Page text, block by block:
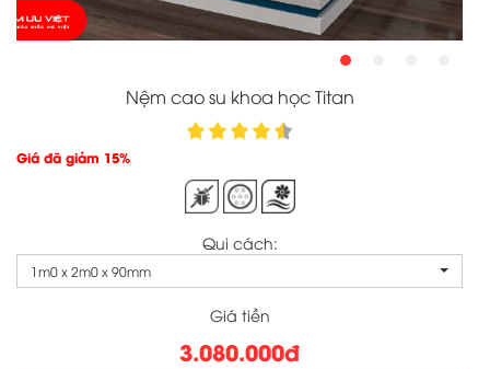
Nệm cao su khoa học Titan
Giá đã giảm 15%
Qui cách:
1m0 x 2m0 x 90mm
Giá tiền
3.080.000đ